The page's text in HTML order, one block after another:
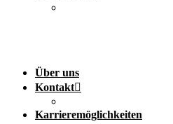
Über uns
Kontakt
Karrieremöglichkeiten